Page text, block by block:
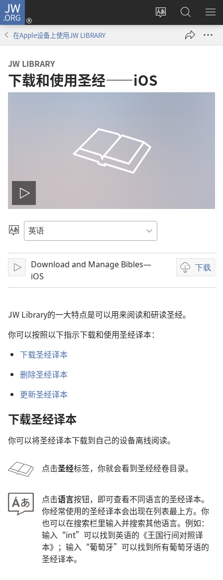
JW.ORG
更
登
录
（打
口）
搜
索
JW.ORG
显
在Apple设备上使用JW LIBRARY
JW LIBRARY
下载和使用圣经——iOS
播
放
影
片
选
语
言
播
放
Download and Manage Bibles—
iOS
下载
影
片
载
选
JW Library的一大特点是可以用来阅读和研读圣经。
你可以按照以下指示下载和使用圣经译本：
下载圣经译本
删除圣经译本
更新圣经译本
下载圣经译本
你可以将圣经译本下载到自己的设备离线阅读。
点击圣经标签，你就会看到圣经经卷目录。
点击语言按钮，即可查看不同语言的圣经译本。
你经常使用的圣经译本会出现在列表最上方。你
也可以在搜索栏里输入并搜索其他语言。例如：
输入“int”可以找到英语的《王国行间对照译
本》；输入“葡萄牙”可以找到所有葡萄牙语的
圣经译本。